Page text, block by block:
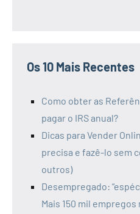
Os 10 Mais Recentes
Como obter as
pagar o IRS anual?
Dicas para Vender
precisa e fazê-lo sem
outros)
Desempregado:
Mais 150 mil empregos